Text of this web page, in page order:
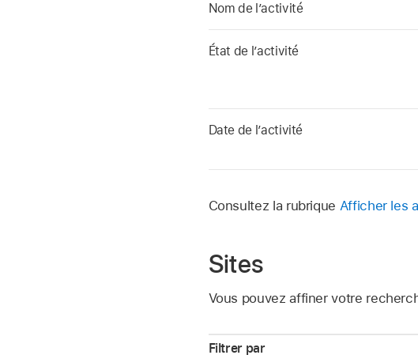
Nom de l’activité
État de l’activité
Date de l’activité
Consultez la rubrique Afficher les
Sites
Vous pouvez affiner votre
Filtrer par